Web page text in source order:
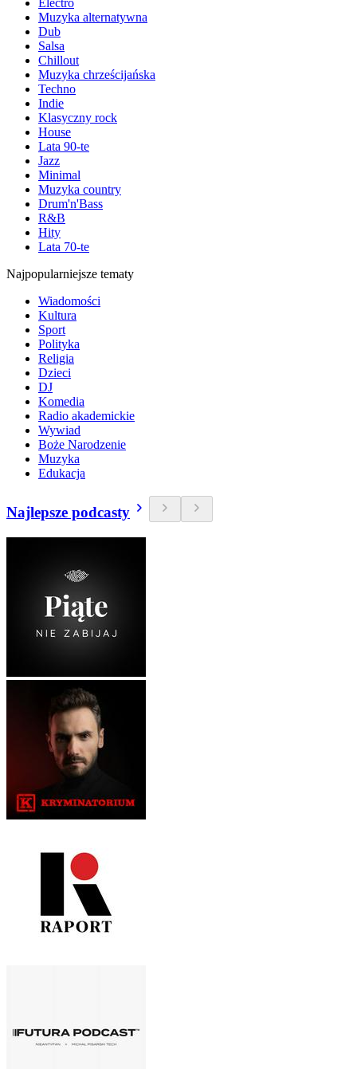
Electro
Muzyka alternatywna
Dub
Salsa
Chillout
Muzyka chrześcijańska
Techno
Indie
Klasyczny rock
House
Lata 90-te
Jazz
Minimal
Muzyka country
Drum'n'Bass
R&B
Hity
Lata 70-te
Najpopularniejsze tematy
Wiadomości
Kultura
Sport
Polityka
Religia
Dzieci
DJ
Komedia
Radio akademickie
Wywiad
Boże Narodzenie
Muzyka
Edukacja
Najlepsze podcasty